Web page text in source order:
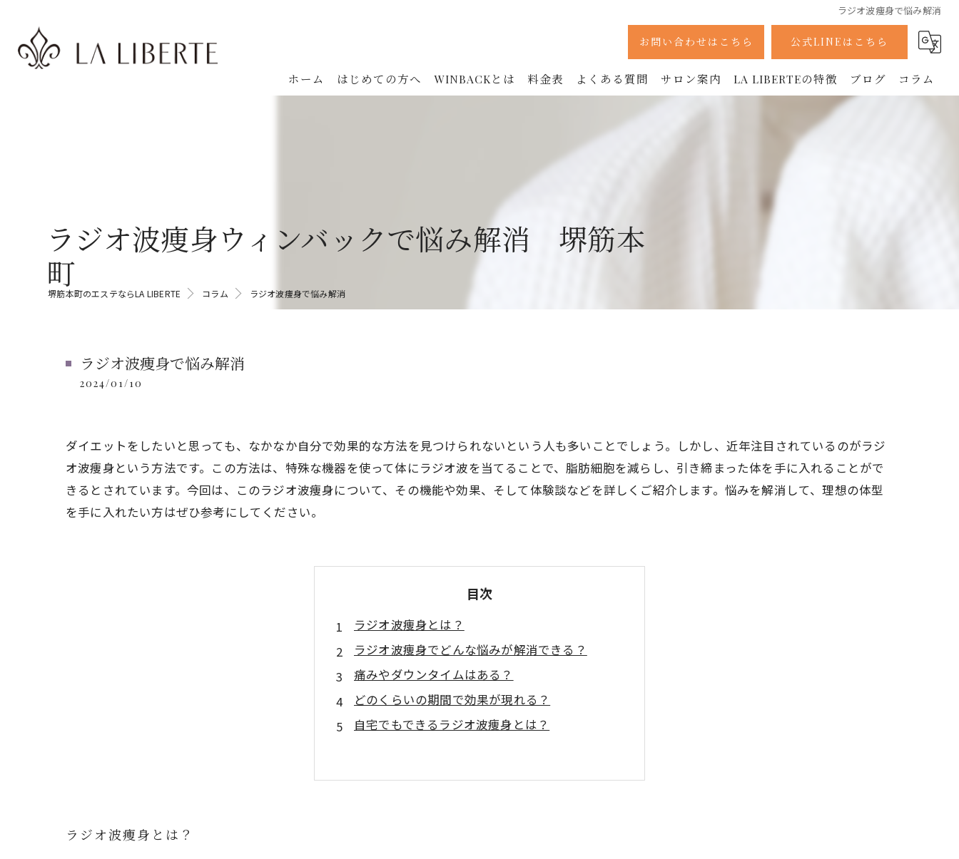
ラジオ波痩身で悩み解消
お問い合わせはこちら 公式LINEはこちら
ホーム はじめての方へ WINBACKとは 料金表
ボディ
鍼治療 (90分)
よくある質問 サロン案内 LA LIBERTEの特徴
フェイシャル
ブログ コラム
ラジオ波痩身ウィンバックで悩み解消 堺筋本
町
堺筋本町のエステならLA LIBERTE コラム ラジオ波痩身で悩み解消
ラジオ波痩身で悩み解消
2024/01/10
ダイエットをしたいと思っても、なかなか自分で効果的な方法を見つけられないという人も多いことでしょう。しかし、近年注目されているのがラジ
オ波痩身という方法です。この方法は、特殊な機器を使って体にラジオ波を当てることで、脂肪細胞を減らし、引き締まった体を手に入れることがで
きるとされています。今回は、このラジオ波痩身について、その機能や効果、そして体験談などを詳しくご紹介します。悩みを解消して、理想の体型
を手に入れたい方はぜひ参考にしてください。
目次
ラジオ波痩身とは？
ラジオ波痩身でどんな悩みが解消できる？
痛みやダウンタイムはある？
どのくらいの期間で効果が現れる？
自宅でもできるラジオ波痩身とは？
ラジオ波痩身とは？